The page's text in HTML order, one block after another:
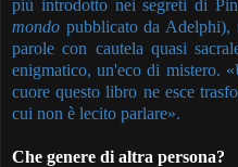
più introdotto nei segreti di
mondo pubblicato da Adelphi),
parole con cautela quasi
enigmatico, un'eco di mistero.
cuore questo libro ne esce
cui non è lecito parlare».
Che genere di altra persona?